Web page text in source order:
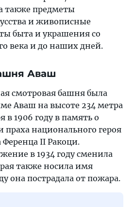
также предметы
и живописные
быта и украшения со
века и до наших дней.
Аваш
смотровая башня была
Аваш на высоте 234 метра
в 1906 году в память о
праха национального героя
II Ракоци.
в 1934 году сменила
также носила имя
она пострадала от пожара.